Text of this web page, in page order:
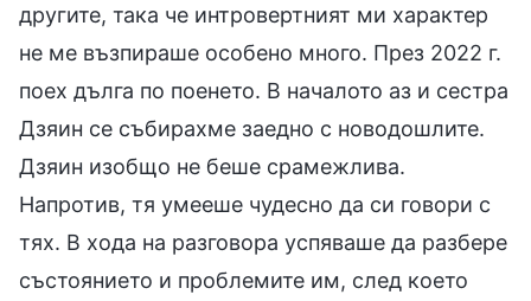
другите, така че интровертният ми характер
не ме възпираше особено много. През 2022 г.
поех дълга по поенето. В началото аз и сестра
Дзяин се събирахме заедно с новодошлите.
Дзяин изобщо не беше срамежлива.
Напротив, тя умееше чудесно да си говори с
тях. В хода на разговора успяваше да разбере
състоянието и проблемите им, след което